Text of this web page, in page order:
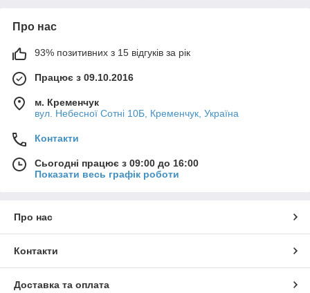
Про нас
93% позитивних з 15 відгуків за рік
Працює з 09.10.2016
м. Кременчук
вул. Небесної Сотні 10Б, Кременчук, Україна
Контакти
Сьогодні працює з 09:00 до 16:00
Показати весь графік роботи
Про нас
Контакти
Доставка та оплата